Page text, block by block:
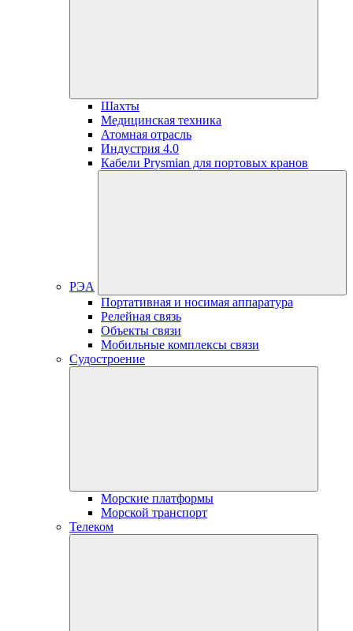
Шахты
Медицинская техника
Атомная отрасль
Индустрия 4.0
Кабели Prysmian для портовых кранов
РЭА
Портативная и носимая аппаратура
Релейная связь
Объекты связи
Мобильные комплексы связи
Судостроение
Морские платформы
Морской транспорт
Телеком